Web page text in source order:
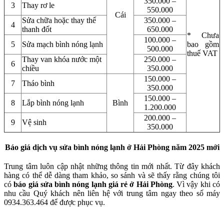
Cái
* Chưa
bao gồm
thuế VAT
3 Thay rơ le
550.000
4
Sửa chữa hoặc thay thế
thanh đốt
350.000 –
650.000
5
Sửa mạch bình nóng lạnh
100.000 –
500.000
6
Thay van khóa nước một
chiều
250.000 –
350.000
7
Tháo bình
Bình
150.000 –
350.000
8
Lắp bình nóng lạnh
150.000 –
1.200.000
9
Vệ sinh
200.000 –
350.000
Báo giá dịch vụ sửa bình nóng lạnh ở Hải Phòng năm 2025 mới
Trung tâm luôn cập nhật những thông tin mới nhất. Từ đây khách
hàng có thể dễ dàng tham khảo, so sánh và sẽ thấy rằng chúng tôi
cóbáo giá sửa bình nóng lạnh giá rẻ ở Hải Phòng. Vì vậy khi có
nhu cầu Quý khách nên liên hệ với trung tâm ngay theo số máy
0934.363.464 để được phục vụ.